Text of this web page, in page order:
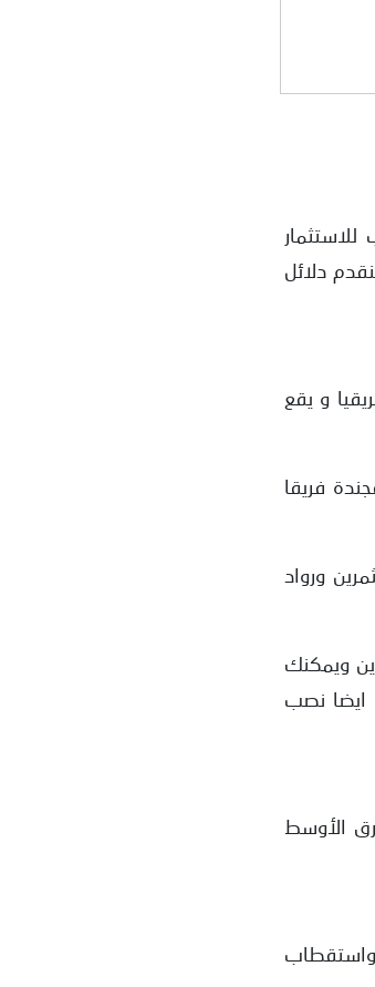
دلائل
و يقع
فريقا
ورواد
ويمكنك
ايضا نصب
الأوسط
واستقطاب